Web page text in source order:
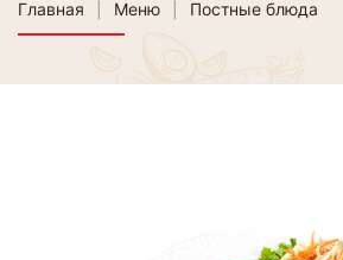
Главная Меню Постные блюда